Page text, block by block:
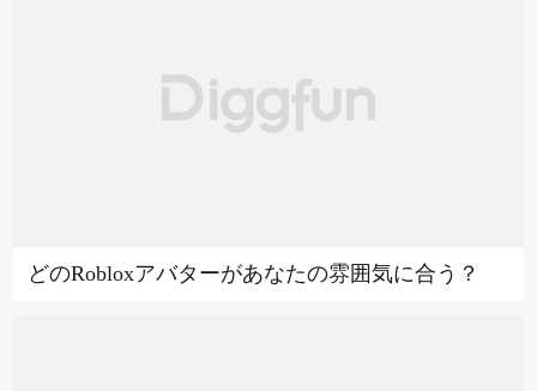
どのRobloxアバターがあなたの雰囲気に合う？